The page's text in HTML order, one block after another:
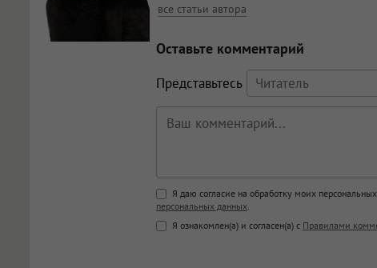
все статьи автора
Оставьте комментарий
Представьтесь
Поддержка HTML
<b>, <strong>, <u>, <i>, <em>, <s>,
<blockquote>, <code> экранирует
Я даю согласие на обработку моих
персональных данных.
Я ознакомлен(а) и согласен(а) с Правилами